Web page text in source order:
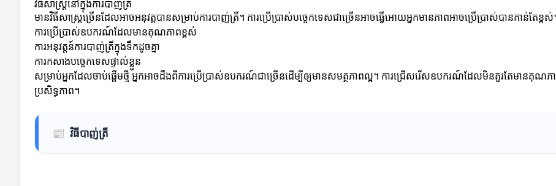
វិធីសាស្ត្រនៅក្នុងការបាញ់ត្រី
មានវិធីសាស្ត្រច្រើនដែលអាចអនុវត្តបានសម្រាប់ការបាញ់ត្រី។ ការប្រើប្រាស់បច្ចេកទេសជាច្រើនអាចធ្វើអោយអ្នកមានភាពអាចប្រើប្រាស់បានកាន់តែខ្ពស់
ការប្រើប្រាស់ឧបករណ៍ដែលមានគុណភាពខ្ពស់
ការអនុវត្តន៍ការបាញ់ត្រីក្នុងទឹកដូចគ្នា
ការកសាងបច្ចេកទេសផ្ទាល់ខ្លួន
សម្រាប់អ្នកដែលចាប់ផ្តើមថ្មី អ្នកអាចដឹងពីការប្រើប្រាស់ឧបករណ៍ជាច្រើនដើម្បីឲ្យមានសមត្ថភាពល្អ។ ការជ្រើសរើសឧបករណ៍ដែលមិនគួរតែមាន
ប្រសិទ្ធភាព។
📰 វិធីបាញ់ត្រី